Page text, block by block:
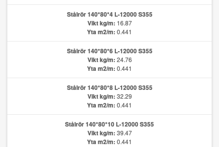
Stålrör 140*80*4 L-12000 S355
Vikt kg/m: 16.87
Yta m2/m: 0.441
Stålrör 140*80*6 L-12000 S355
Vikt kg/m: 24.76
Yta m2/m: 0.441
Stålrör 140*80*8 L-12000 S355
Vikt kg/m: 32.29
Yta m2/m: 0.441
Stålrör 140*80*10 L-12000 S355
Vikt kg/m: 39.47
Yta m2/m: 0.441